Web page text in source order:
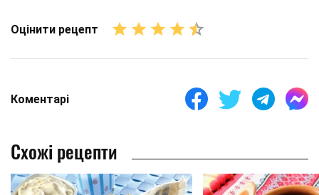
Оцінити рецепт
Коментарі
Схожі рецепти